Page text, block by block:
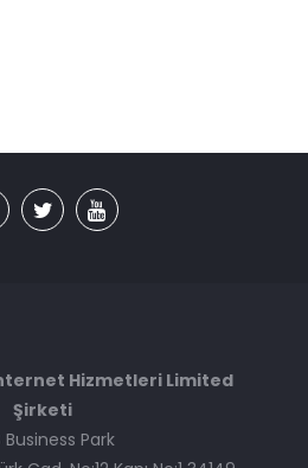
Hizmetleri Limited
Şirketi
Business Park